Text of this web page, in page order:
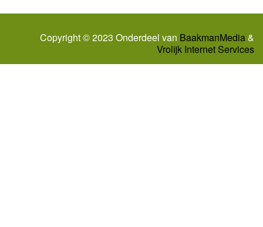
Copyright © 2023 Onderdeel van BaakmanMedia&
Vrolijk Internet Services